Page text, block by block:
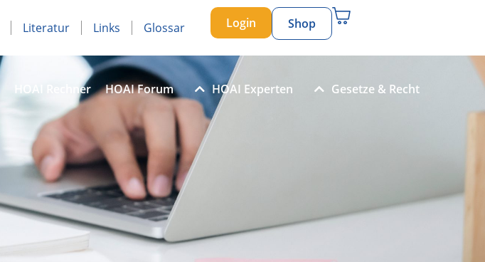
Literatur Links Glossar Login Shop
HOAI Rechner HOAI Forum HOAI Experten Gesetze & Recht